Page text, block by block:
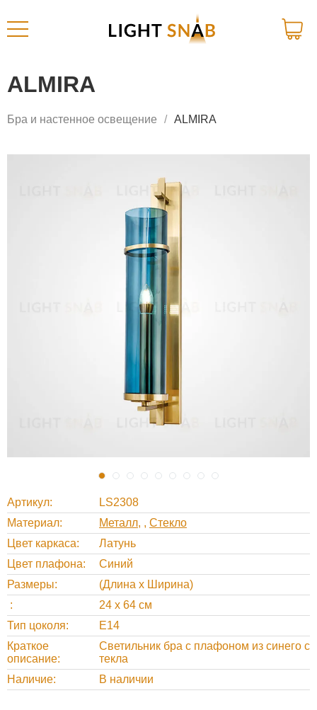
ALMIRA
Бра и настенное освещение ALMIRA
Артикул
LS2308
Материал
Металл , Стекло
Цвет каркаса
Латунь
Цвет плафона
Синий
Размеры
(Длина х Ширина)
24 х 64 см
Тип цоколя
Е14
Краткое
описание
Светильник бра с плафоном из синего с
текла
Наличие
В наличии